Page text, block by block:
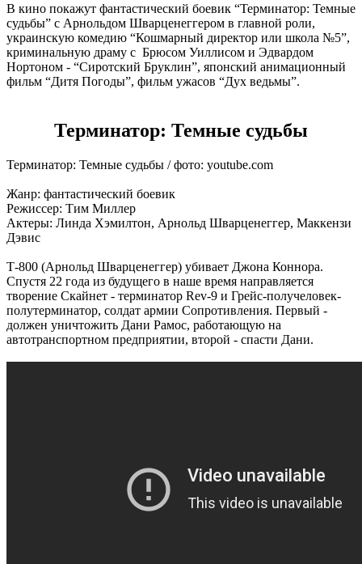
В кино покажут фантастический боевик “Терминатор: Темные
судьбы” с Арнольдом Шварценеггером в главной роли,
украинскую комедию “Кошмарный директор или школа №5”,
криминальную драму с Брюсом Уиллисом и Эдвардом
Нортоном - “Сиротский Бруклин”, японский анимационный
фильм “Дитя Погоды”, фильм ужасов “Дух ведьмы”.
Терминатор: Темные судьбы
Терминатор: Темные судьбы / фото: youtube.com
Жанр: фантастический боевик
Режиссер: Тим Миллер
Актеры: Линда Хэмилтон, Арнольд Шварценеггер, Маккензи
Дэвис
Т-800 (Арнольд Шварценеггер) убивает Джона Коннора.
Спустя 22 года из будущего в наше время направляется
творение Скайнет - терминатор Rev-9 и Грейс-получеловек-
полутерминатор, солдат армии Сопротивления. Первый -
должен уничтожить Дани Рамос, работающую на
автотранспортном предприятии, второй - спасти Дани.